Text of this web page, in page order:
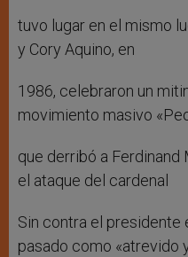
tuvo lugar en el mismo
y Cory Aquino, en
1986, celebraron un
movimiento masivo
que derribó a Ferdinand
el ataque del cardenal
Sin contra el presidente
pasado como «atrevido